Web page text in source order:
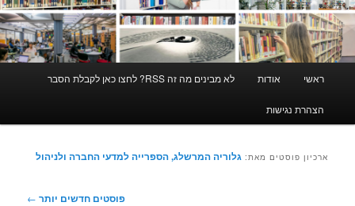
ראשי אודות לא מבינים מה זה RSS? לחצו כאן לקבלת הסבר
הצהרת נגישות
ארכיון פוסטים מאת:גלוריה המרשלג, הספרייה למדעי החברה ולניהול
פוסטים חדשים יותר ←